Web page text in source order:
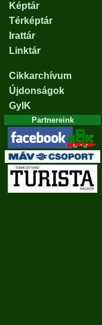
Képtár
Térképtár
Irattár
Linktár
Cikkarchívum
Újdonságok
GyIK
Partnereink